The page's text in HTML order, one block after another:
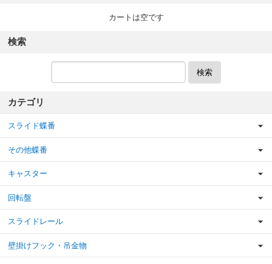
カートは空です
検索
検索
カテゴリ
スライド蝶番
その他蝶番
キャスター
回転盤
スライドレール
壁掛けフック・吊金物